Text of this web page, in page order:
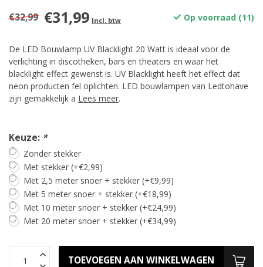
€32,99 €31,99 Incl. btw Op voorraad (11)
De LED Bouwlamp UV Blacklight 20 Watt is ideaal voor de
verlichting in discotheken, bars en theaters en waar het
blacklight effect gewenst is. UV Blacklight heeft het effect dat
neon producten fel oplichten. LED bouwlampen van Ledtohave
zijn gemakkelijk a Lees meer.
Keuze: *
Zonder stekker
Met stekker (+€2,99)
Met 2,5 meter snoer + stekker (+€9,99)
Met 5 meter snoer + stekker (+€18,99)
Met 10 meter snoer + stekker (+€24,99)
Met 20 meter snoer + stekker (+€34,99)
TOEVOEGEN AAN WINKELWAGEN